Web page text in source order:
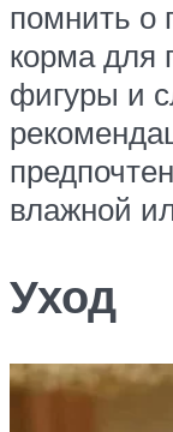
помнить о
корма для
фигуры и
влажной
Уход